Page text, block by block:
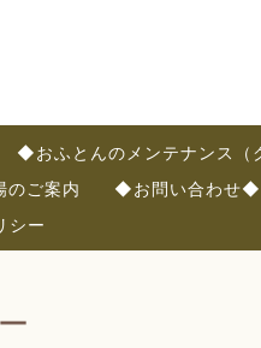
◆おふとんのメンテナンス（
ご案内 ◆お問い合わせ◆
シー